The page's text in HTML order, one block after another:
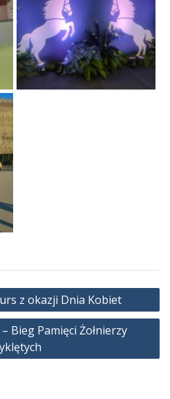
z okazji Dnia Kobiet
Bieg Pamięci Żołnierzy